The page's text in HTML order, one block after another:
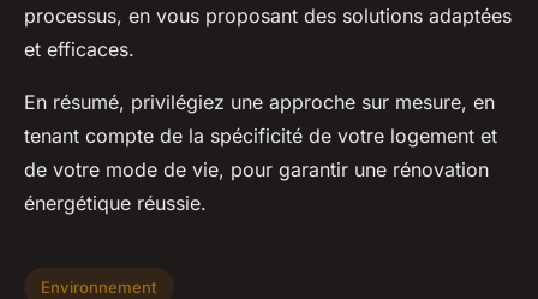
processus, en vous proposant des solutions adaptées
et efficaces.
En résumé, privilégiez une approche sur mesure, en
tenant compte de la spécificité de votre logement et
de votre mode de vie, pour garantir une rénovation
énergétique réussie.
Environnement